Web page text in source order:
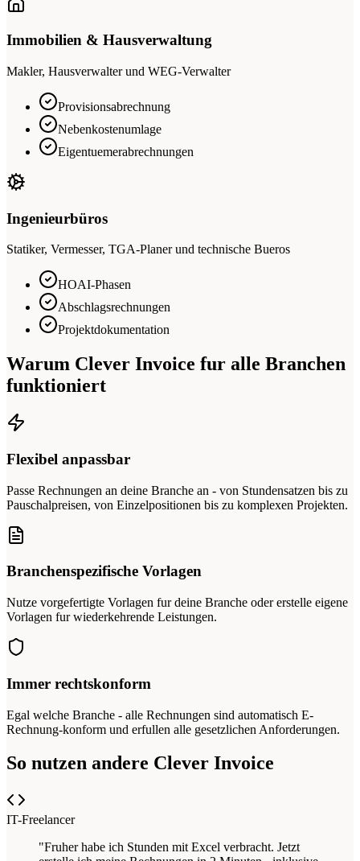
Immobilien & Hausverwaltung
Makler, Hausverwalter und WEG-Verwalter
Provisionsabrechnung
Nebenkostenumlage
Eigentuemerabrechnungen
Ingenieurbüros
Statiker, Vermesser, TGA-Planer und technische Bueros
HOAI-Phasen
Abschlagsrechnungen
Projektdokumentation
Warum Clever Invoice fur alle Branchen
funktioniert
Flexibel anpassbar
Passe Rechnungen an deine Branche an - von Stundensatzen bis zu
Pauschalpreisen, von Einzelpositionen bis zu komplexen Projekten.
Branchenspezifische Vorlagen
Nutze vorgefertigte Vorlagen fur deine Branche oder erstelle eigene
Vorlagen fur wiederkehrende Leistungen.
Immer rechtskonform
Egal welche Branche - alle Rechnungen sind automatisch E-
Rechnung-konform und erfullen alle gesetzlichen Anforderungen.
So nutzen andere Clever Invoice
IT-Freelancer
"Fruher habe ich Stunden mit Excel verbracht. Jetzt